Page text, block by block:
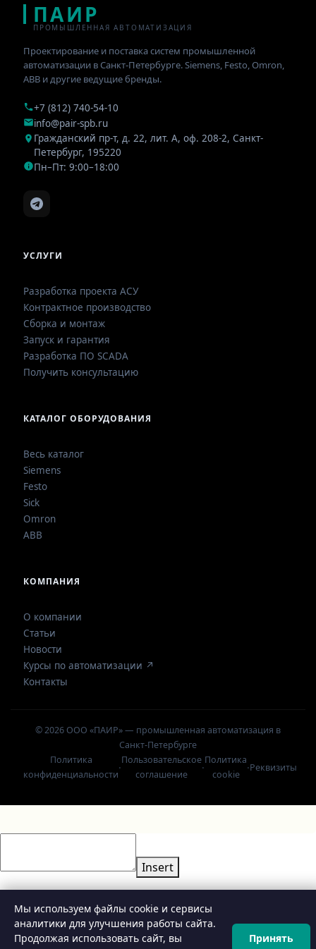
ПАИР
ПРОМЫШЛЕННАЯ АВТОМАТИЗАЦИЯ
Проектирование и поставка систем промышленной
автоматизации в Санкт-Петербурге. Siemens, Festo, Omron,
ABB и другие ведущие бренды.
+7 (812) 740-54-10
info@pair-spb.ru
Гражданский пр-т, д. 22, лит. А, оф. 208-2, Санкт-
Петербург, 195220
Пн–Пт: 9:00–18:00
УСЛУГИ
Разработка проекта АСУ
Контрактное производство
Сборка и монтаж
Запуск и гарантия
Разработка ПО SCADA
Получить консультацию
КАТАЛОГ ОБОРУДОВАНИЯ
Весь каталог
Siemens
Festo
Sick
Omron
ABB
КОМПАНИЯ
О компании
Статьи
Новости
Курсы по автоматизации ↗
Контакты
© 2026 ООО «ПАИР» — промышленная автоматизация в
Санкт-Петербурге
Политика
конфиденциальности
·
Пользовательское
соглашение
·
Политика
cookie
·Реквизиты
Insert
Мы используем файлы cookie и сервисы
аналитики для улучшения работы сайта.
Продолжая использовать сайт, вы
Принять